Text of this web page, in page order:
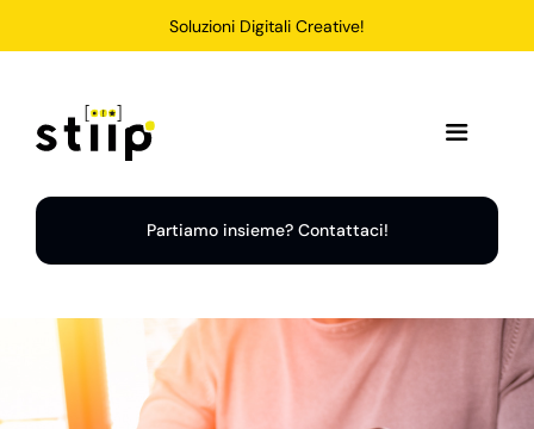
Soluzioni Digitali Creative!
Toggle
Home
Soluzioni
Partiamo insieme? Contattaci!